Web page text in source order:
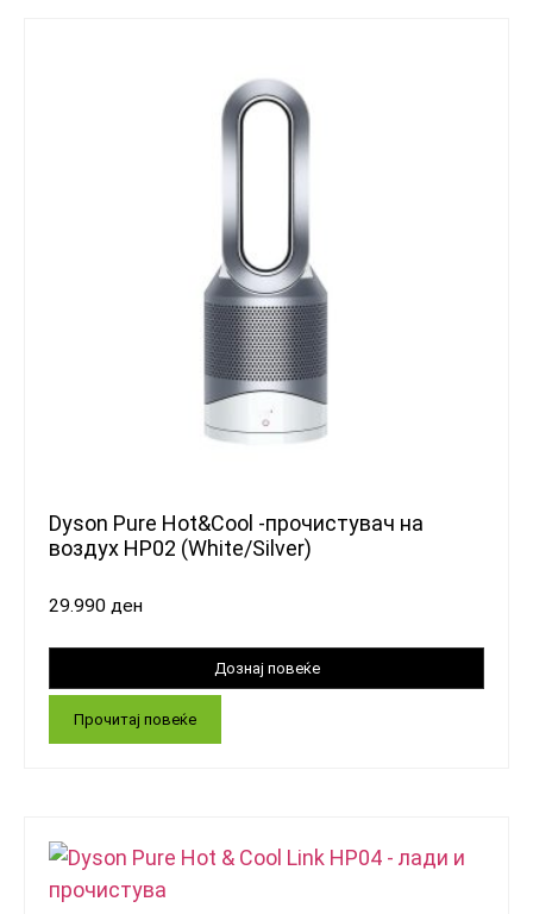
Dyson Pure Hot&Cool -прочистувач на
воздух HP02 (White/Silver)
29.990 ден
Прочитај повеќе